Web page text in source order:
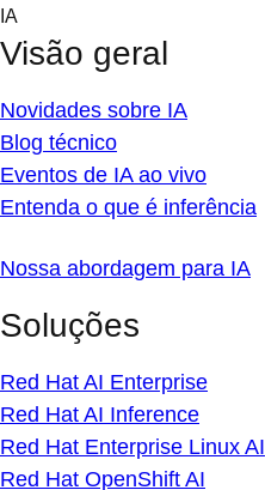
Skip
content
IA
Visão geral
Novidades sobre IA
Blog técnico
Eventos de IA ao vivo
Entenda o que é inferência
Nossa abordagem para IA
Soluções
Red Hat AI Enterprise
Red Hat AI Inference
Red Hat Enterprise Linux AI
Red Hat OpenShift AI